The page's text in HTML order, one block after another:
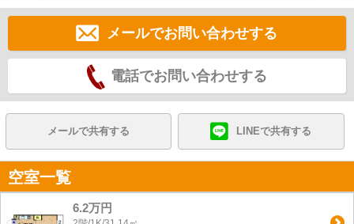
メールでお問い合わせする
電話でお問い合わせする
メールで共有する LINEで共有する
空室一覧
6.2万円